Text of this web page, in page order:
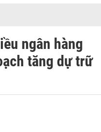
ngân hàng
tăng dự trữ